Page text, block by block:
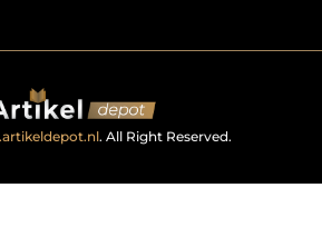
. All Right Reserved.